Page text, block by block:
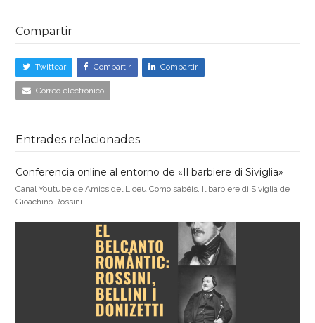
Compartir
Twittear Compartir Compartir
Correo electrónico
Entrades relacionades
Conferencia online al entorno de «Il barbiere di Siviglia»
Canal Youtube de Amics del Liceu Como sabéis, Il barbiere di Siviglia de
Gioachino Rossini…